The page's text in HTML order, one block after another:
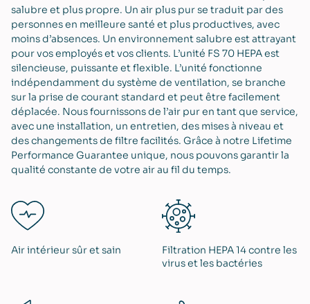
salubre et plus propre. Un air plus pur se traduit par des
personnes en meilleure santé et plus productives, avec
moins d’absences. Un environnement salubre est attrayant
pour vos employés et vos clients. L’unité FS 70 HEPA est
silencieuse, puissante et flexible. L’unité fonctionne
indépendamment du système de ventilation, se branche
sur la prise de courant standard et peut être facilement
déplacée. Nous fournissons de l’air pur en tant que service,
avec une installation, un entretien, des mises à niveau et
des changements de filtre facilités. Grâce à notre Lifetime
Performance Guarantee unique, nous pouvons garantir la
qualité constante de votre air au fil du temps.
Air intérieur ​sûr et sain
Filtration HEPA 14 contre les
virus et les bactéries